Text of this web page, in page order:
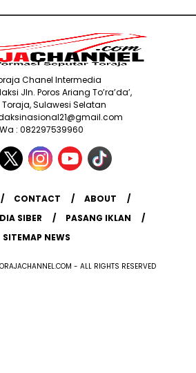
Chanel Intermedia
Jln. Poros Ariang To’ra’da’,
Sulawesi Selatan
Wa : 082297539960
CONTACT
ABOUT
SIBER
PASANG IKLAN
SITEMAP NEWS
- ALL RIGHTS RESERVED